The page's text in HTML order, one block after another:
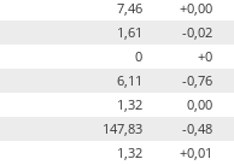
7,46 +0,00
1,61 -0,02
0
+0
6,11 -0,76
1,32 0,00
147,83 -0,48
1,32 +0,01